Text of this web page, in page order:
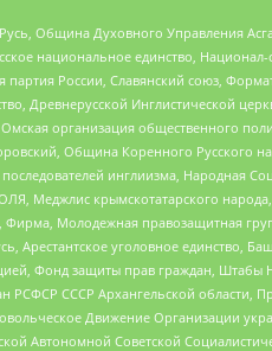
Община Духовного Управления
национальное единство,
России, Славянский союз,
Древнерусской Инглистической
организация общественного
Община Коренного Русского
инглиизма, Народная
Меджлис крымскотатарского
Молодежная правозащитная
Арестантское уголовное
Фонд защиты прав граждан, Штабы
СССР Архангельской области,
Движение Организации
Автономной Советской